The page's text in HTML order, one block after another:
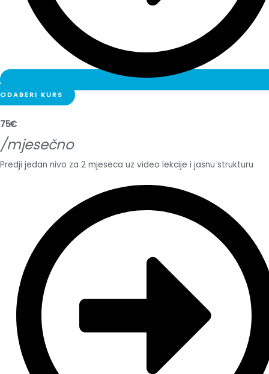
ODABERI KURS
75€
/mjesečno
Predji jedan nivo za 2 mjeseca uz video lekcije i jasnu strukturu